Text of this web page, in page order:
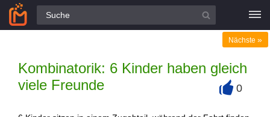
Alle Fragen
Kombinatorik: 6 Kinder haben gleich
viele Freunde
Nächste »
0